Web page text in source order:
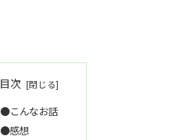
目次
●こんなお話
●感想